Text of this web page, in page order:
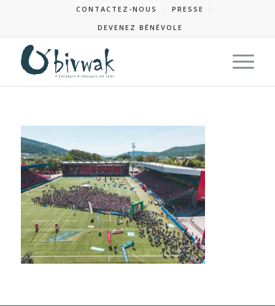
CONTACTEZ-NOUS
PRESSE
DEVENEZ BÉNÉVOLE